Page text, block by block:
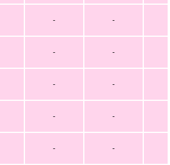
- -
- -
- -
- -
- -